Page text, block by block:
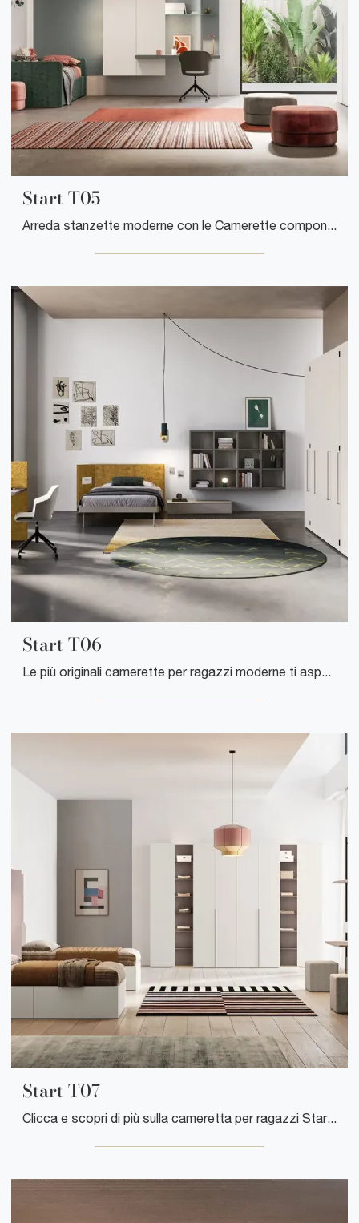
Start T05
Arreda stanzette moderne con le Camerette componibili Clever! Il modello Start T05 in laccato opaco è per ragazzi.
Start T06
Le più originali camerette per ragazzi moderne ti aspettano! Scopri il modello Start T06 di Clever.
Start T07
Clicca e scopri di più sulla cameretta per ragazzi Start T07! Le Camerette componibili Clever ti aspettano.